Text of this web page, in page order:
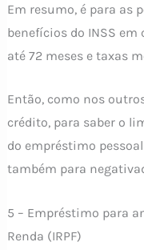
Em resumo, é para as
benefícios do INSS em
até 72 meses e taxas
Então, como nos
crédito, para saber o
do empréstimo
também para
5 – Empréstimo para
Renda (IRPF)